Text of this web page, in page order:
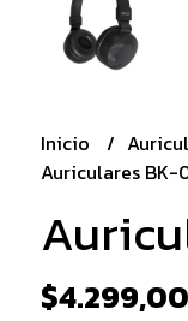
Inicio
Auriculares BK-
$4.299,00